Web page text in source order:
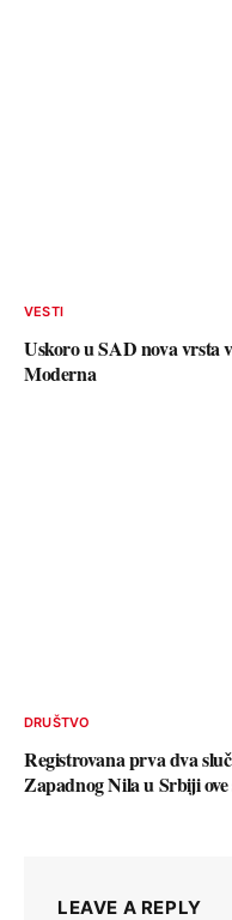
VESTI
Uskoro u SAD nova vrsta
Moderna
DRUŠTVO
Registrovana prva dva
Zapadnog Nila u Srbiji ove
LEAVE A REPLY